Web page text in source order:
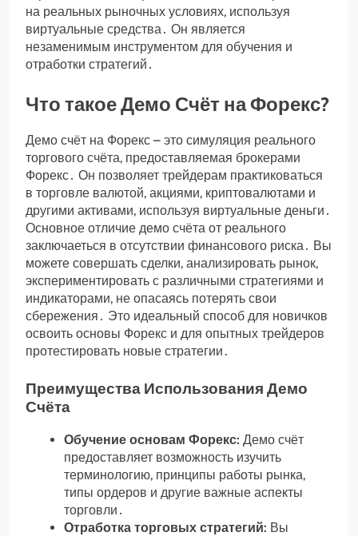
на реальных рыночных условиях, используя
виртуальные средства․ Он является
незаменимым инструментом для обучения и
отработки стратегий․
Что такое Демо Счёт на Форекс?
Демо счёт на Форекс – это симуляция реального
торгового счёта, предоставляемая брокерами
Форекс․ Он позволяет трейдерам практиковаться
в торговле валютой, акциями, криптовалютами и
другими активами, используя виртуальные деньги․
Основное отличие демо счёта от реального
заключаеться в отсутствии финансового риска․ Вы
можете совершать сделки, анализировать рынок,
экспериментировать с различными стратегиями и
индикаторами, не опасаясь потерять свои
сбережения․ Это идеальный способ для новичков
освоить основы Форекс и для опытных трейдеров
протестировать новые стратегии․
Преимущества Использования Демо
Счёта
Обучение основам Форекс: Демо счёт
предоставляет возможность изучить
терминологию, принципы работы рынка,
типы ордеров и другие важные аспекты
торговли․
Отработка торговых стратегий: Вы